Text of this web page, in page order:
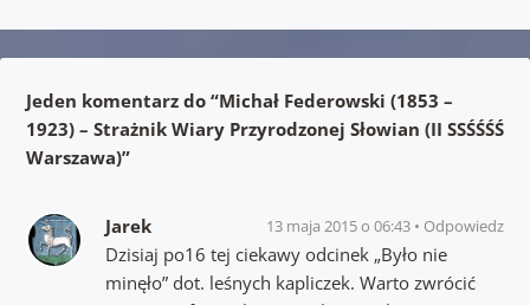
Jeden komentarz do “Michał Federowski (1853 –
1923) – Strażnik Wiary Przyrodzonej Słowian (II SSŚŚŚŚ
Warszawa)”
Jarek 13 maja 2015 o 06:43 Odpowiedz
Dzisiaj po16 tej ciekawy odcinek „Było nie
minęło” dot. leśnych kapliczek. Warto zwrócić